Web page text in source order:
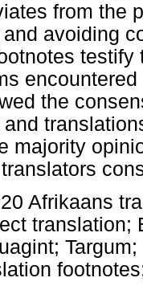
from the
avoiding
the
majority
Afrikaans
translation;